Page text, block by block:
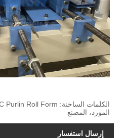
المورد، المصنع
إرسال استفسار